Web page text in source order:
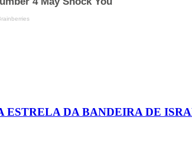
DA BANDEIRA DE